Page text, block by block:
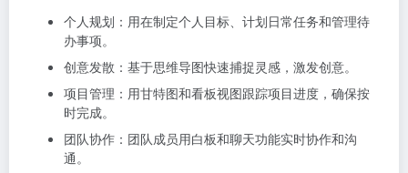
个人规划：用在制定个人目标、计划日常任务和管理待
办事项。
创意发散：基于思维导图快速捕捉灵感，激发创意。
项目管理：用甘特图和看板视图跟踪项目进度，确保按
时完成。
团队协作：团队成员用白板和聊天功能实时协作和沟
通。